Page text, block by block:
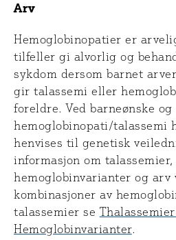
Arv
Hemoglobinopatier er
tilfeller gi alvorlig og
sykdom dersom barnet
gir talassemi eller
foreldre. Ved barneønske
hemoglobinopati/talassemi
henvises til genetisk
informasjon om talassemier,
hemoglobinvarianter og arv
kombinasjoner av
talassemier se
Hemoglobinvarianter.